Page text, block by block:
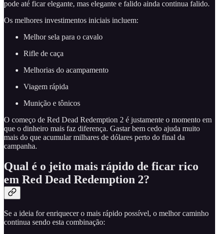
pode até ficar elegante, mas elegante e falido ainda continua falido.
Os melhores investimentos iniciais incluem:
Melhor sela para o cavalo
Rifle de caça
Melhorias do acampamento
Viagem rápida
Munição e tônicos
O começo de Red Dead Redemption 2 é justamente o momento em
que o dinheiro mais faz diferença. Gastar bem cedo ajuda muito
mais do que acumular milhares de dólares perto do final da
campanha.
Qual é o jeito mais rápido de ficar rico
em Red Dead Redemption 2?
Se a ideia for enriquecer o mais rápido possível, o melhor caminho
continua sendo esta combinação: